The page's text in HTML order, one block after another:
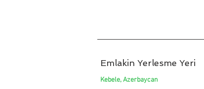
Emlakin Yerlesme Yeri
Kebele, Azerbaycan